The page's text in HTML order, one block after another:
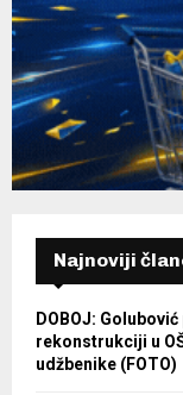
Najnoviji
DOBOJ:
rekonstrukciji u
udžbenike (FOTO)